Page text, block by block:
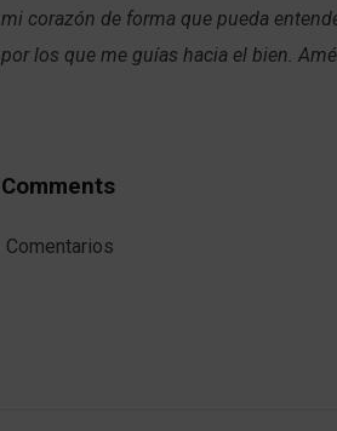
mi corazón de forma que pueda
por los que me guías hacia el bien.
Comments
Comentarios